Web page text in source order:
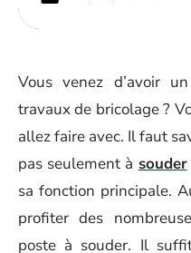
Vous venez d’avoir
travaux de bricolage ?
allez faire avec. Il faut
pas seulement à souder
sa fonction principale.
profiter des
poste à souder. Il